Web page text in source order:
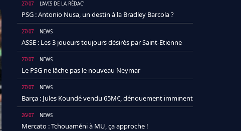
27/07 L'AVIS DE LA RÉDAC'
PSG : Antonio Nusa, un destin à la Bradley Barcola ?
27/07 NEWS
ASSE : Les 3 joueurs toujours désirés par Saint-Etienne
27/07 NEWS
Le PSG ne lâche pas le nouveau Neymar
27/07 NEWS
Barça : Jules Koundé vendu 65M€, dénouement imminent
26/07 NEWS
Mercato : Tchouaméni à MU, ça approche !